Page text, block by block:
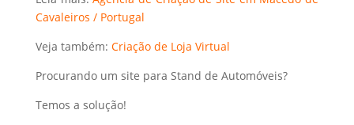
Cavaleiros / Portugal
Veja também: Criação de Loja Virtual
Procurando um site para Stand de Automóveis?
Temos a solução!